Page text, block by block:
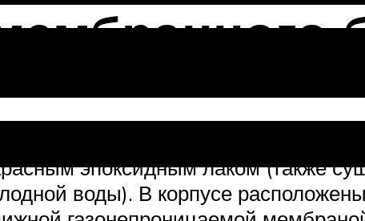
представляет собой
эпоксидным лаком (также
воды). В корпусе